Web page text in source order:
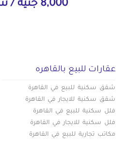
8,000 جنيه / سنوياً
عقارات للبيع بالقاهره
شقق سكنية للبيع في القاهرة
شقق سكنية للايجار في القاهرة
فلل سكنية للبيع في القاهرة
فلل سكنية للايجار في القاهرة
مكاتب تجارية للبيع في القاهرة